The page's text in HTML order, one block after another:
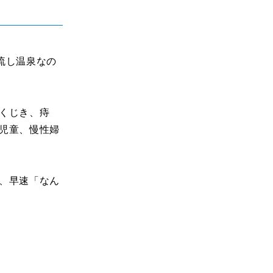
し温泉なの
じき、痔
童、慢性婦
早速「なん